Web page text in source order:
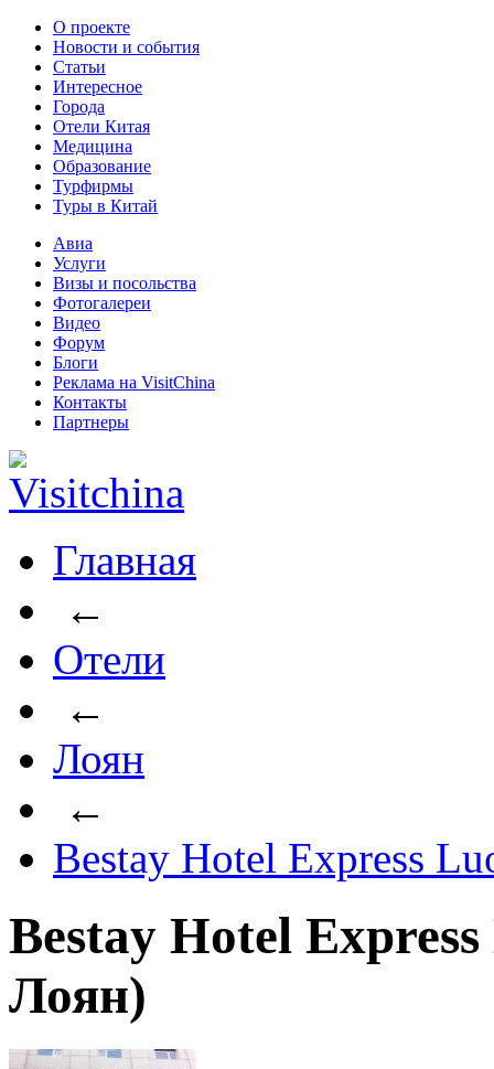
О проекте
Новости и события
Статьи
Интересное
Города
Отели Китая
Медицина
Образование
Турфирмы
Туры в Китай
Авиа
Услуги
Визы и посольства
Фотогалереи
Видео
Форум
Блоги
Реклама на VisitChina
Контакты
Партнеры
Главная
←
Отели
←
Лоян
←
Bestay Hotel Express
Bestay Hotel
Лоян)